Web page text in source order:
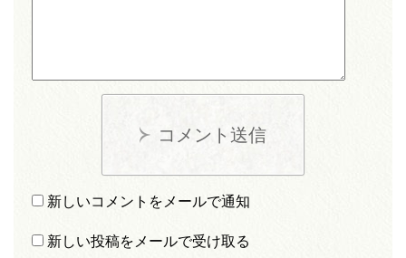
コメント送信
新しいコメントをメールで通知
新しい投稿をメールで受け取る